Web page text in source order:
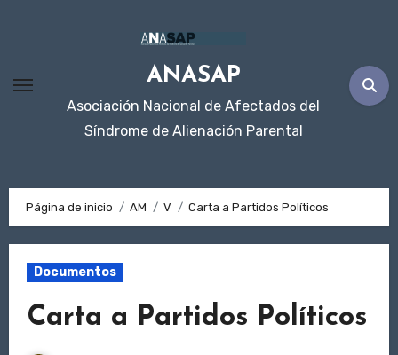
ANASAP
Asociación Nacional de Afectados del
Síndrome de Alienación Parental
Página de inicio AM V Carta a Partidos Políticos
Documentos
Carta a Partidos Políticos